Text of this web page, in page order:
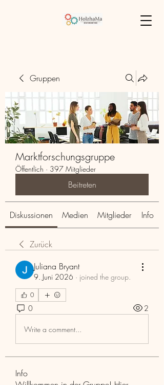
Gruppen
Marktforschungsgruppe
Öffentlich · 397 Mitglieder
Beitreten
Diskussionen Medien Mitglieder Info
Zurück
Juliana Bryant
9. Juni 2026 · joined the group.
0
0 2
Write a comment...
Info